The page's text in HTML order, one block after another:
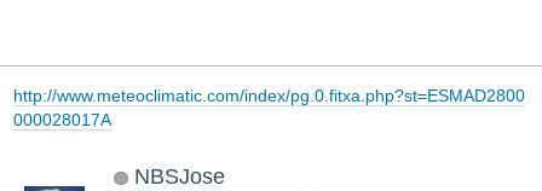
http://www.meteoclimatic.com/index/pg.0.fitxa.php?st=ESMAD2800
000028017A
NBSJose